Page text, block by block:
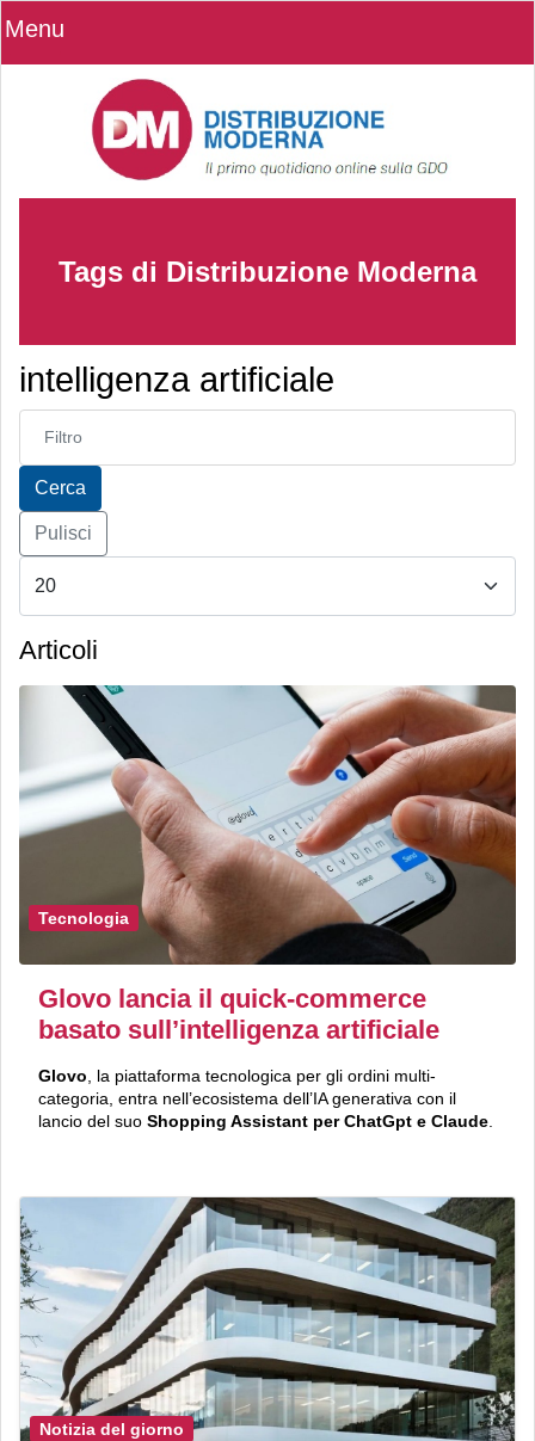
Menu
Tags di Distribuzione Moderna
intelligenza artificiale
Inserisci parte del titolo
Cerca
Pulisci
Articoli
Tecnologia
Glovo lancia il quick-commerce
basato sull’intelligenza artificiale
Glovo , la piattaforma tecnologica per gli ordini multi-
categoria, entra nell’ecosistema dell’IA generativa con il
lancio del suo Shopping Assistant per ChatGpt e Claude
Notizia del giorno